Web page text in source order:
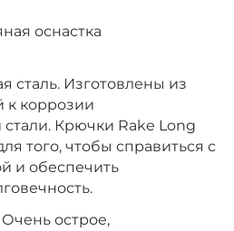
оснастка
сталь. Изготовлены из
к коррозии
Крючки Rake Long
того, чтобы справиться с
и обеспечить
острое,